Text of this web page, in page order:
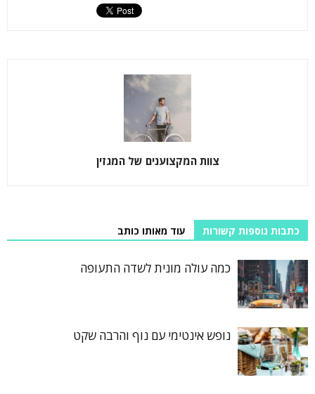
צוות המקצוענים של המגזין
כתבות נוספות קשורות עוד מאותו כותב
כמה עולה מונית לשדה התעופה
נופש אינטימי עם נוף והרבה שקט